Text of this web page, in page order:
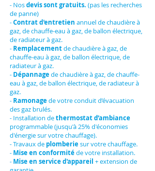
- Nosdevis sont gratuits. (pas les recherches
de panne)
-Contrat d'entretien annuel de chaudière à
gaz, de chauffe-eau à gaz, de ballon électrique,
de radiateur à gaz.
- Remplacementde chaudière à gaz, de
chauffe-eau à gaz, de ballon électrique, de
radiateur à gaz.
- Dépannagede chaudière à gaz, de chauffe-
eau à gaz, de ballon électrique, de radiateur à
gaz.
- Ramonagede votre conduit d’évacuation
des gaz brulés.
- Installation dethermostat d’ambiance
programmable (jusqu'à 25% d'économies
d'énergie sur votre chauffage).
- Travaux de plomberiesur votre chauffage.
- Mise en conformitéde votre installation.
- Mise en service d'appareil + extension de